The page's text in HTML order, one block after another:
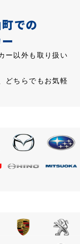
での
ー以外も取り扱い
どちらでもお気軽